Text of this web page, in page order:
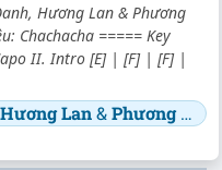
Hương Lan & Phương
Chachacha ===== Key
II. Intro [E] | [F] | [F] |
Hương Lan&Phương Hồng Quế